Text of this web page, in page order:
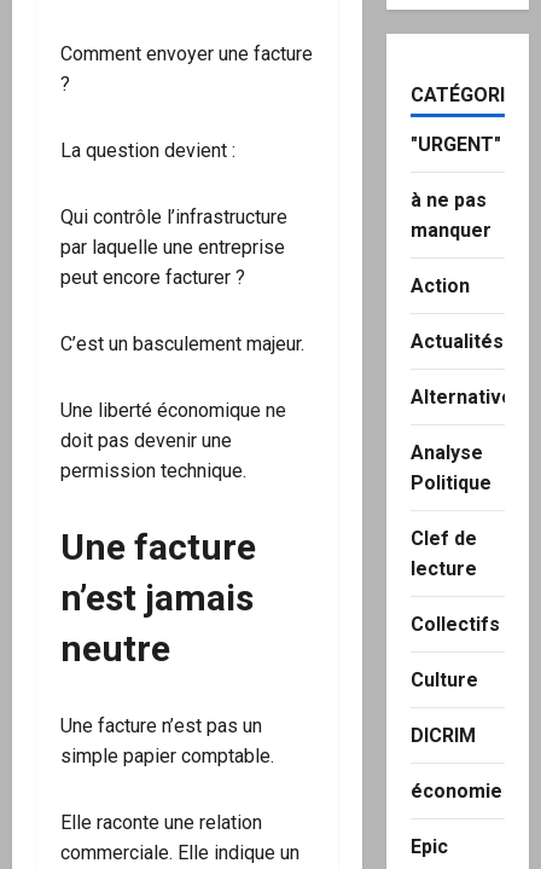
Comment envoyer une facture
?
La question devient :
Qui contrôle l’infrastructure
par laquelle une entreprise
peut encore facturer ?
C’est un basculement majeur.
Une liberté économique ne
doit pas devenir une
permission technique.
Une facture
n’est jamais
neutre
Une facture n’est pas un
simple papier comptable.
Elle raconte une relation
commerciale. Elle indique un
CATÉGORIES
"URGENT"
à ne pas
manquer
Action
Actualités
Alternatives
Analyse
Politique
Clef de
lecture
Collectifs
Culture
DICRIM
économie
Epic